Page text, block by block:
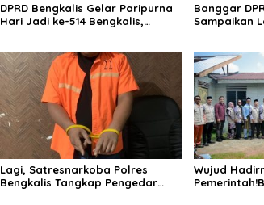
DPRD Bengkalis Gelar Paripurna
Hari Jadi ke-514 Bengkalis,
Banggar
Sampaikan
Anggaran
Lagi, Satresnarkoba Polres
Bengkalis Tangkap Pengedar
Wujud